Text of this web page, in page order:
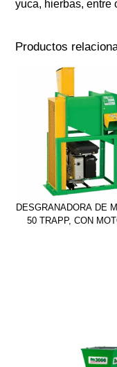
yuca, hierbas, entre
Productos
DESGRANADORA DE
50 TRAPP, CON